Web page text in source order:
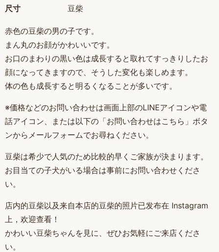
尺寸
豆柴
赤色の豆柴の男の子です。
まん丸のお顔がかわいいです。
お口のまわりの黒い色は成長すると取れてすっきりしたお
顔になってきますので、そうした変化も楽しめます。
体の色も成長すると明るくなることが多いです。
※価格などのお問い合わせは画面上部のLINEアイコンや電
話アイコン、または以下の「お問い合わせはこちら」ボタ
ンからメールフォームでお尋ねください。
豆柴は希少で人気のため比較的早くご家族が決まります。
お目当ての子犬がいる場合は事前にお問い合わせくださ
い。
店内的豆柴以及来自本店的豆柴的照片已发布在 Instagram
上，欢迎查看！
かわいい豆柴ちゃんを見に、ぜひお気軽にご来店くださ
い。